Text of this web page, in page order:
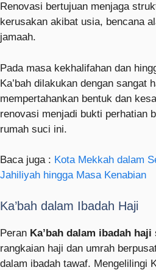
Renovasi bertujuan menjaga
kerusakan akibat usia, bencana
jamaah.
Pada masa kekhalifahan dan
Ka’bah dilakukan dengan sangat
mempertahankan bentuk dan
renovasi menjadi bukti perhatian
rumah suci ini.
Baca juga : Kota Mekkah dalam
Jahiliyah hingga Masa Kenabian
Ka’bah dalam Ibadah Haji
Peran Ka’bah dalam ibadah haji
rangkaian haji dan umrah
dalam ibadah tawaf. Mengelilingi